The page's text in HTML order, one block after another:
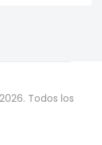
Todos los